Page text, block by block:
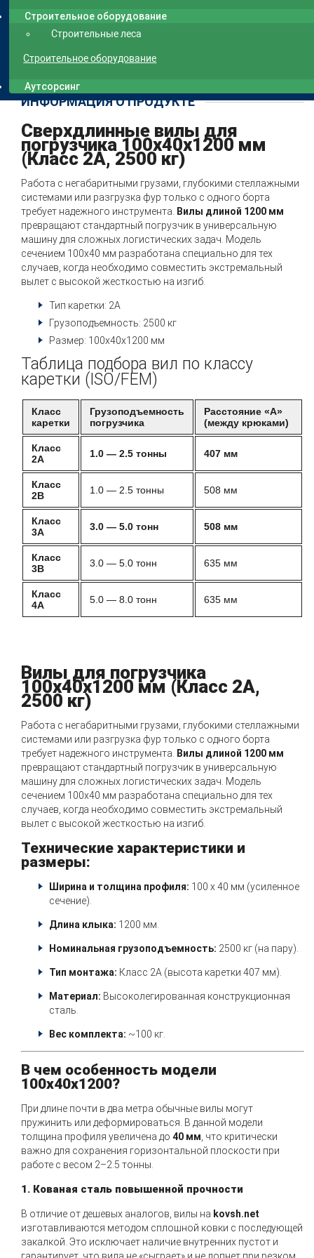
Строительное оборудование
Строительные леса
Строительное оборудование
Аутсорсинг
ИНФОРМАЦИЯ О ПРОДУКТЕ
Сверхдлинные вилы для
погрузчика 100х40х1200 мм
(Класс 2А, 2500 кг)
Работа с негабаритными грузами, глубокими стеллажными
системами или разгрузка фур только с одного борта
требует надежного инструмента.
Вилы длиной 1200 мм
превращают стандартный погрузчик в универсальную
машину для сложных логистических задач. Модель
сечением 100х40 мм разработана специально для тех
случаев, когда необходимо совместить экстремальный
вылет с высокой жесткостью на изгиб.
Тип каретки: 2А
Грузоподъемность: 2500 кг
Размер: 100х40х1200 мм
Таблица подбора вил по классу
каретки (ISO/FEM)
Класс
каретки
Грузоподъемность
погрузчика
Расстояние «А»
(между крюками)
Класс
2A
1.0 — 2.5 тонны 407 мм
Класс
2B
1.0 — 2.5 тонны 508 мм
Класс
3A
3.0 — 5.0 тонн 508 мм
Класс
3B
3.0 — 5.0 тонн 635 мм
Класс
4A
5.0 — 8.0 тонн 635 мм
Вилы для погрузчика
100х40х1200 мм (Класс 2А,
2500 кг)
Работа с негабаритными грузами, глубокими стеллажными
системами или разгрузка фур только с одного борта
требует надежного инструмента.
Вилы длиной 1200 мм
превращают стандартный погрузчик в универсальную
машину для сложных логистических задач. Модель
сечением 100х40 мм разработана специально для тех
случаев, когда необходимо совместить экстремальный
вылет с высокой жесткостью на изгиб.
Технические характеристики и
размеры:
Ширина и толщина профиля: 100 х 40 мм (усиленное
сечение).
Длина клыка: 1200 мм.
Номинальная грузоподъемность: 2500 кг (на пару).
Тип монтажа: Класс 2А (высота каретки 407 мм).
Материал: Высоколегированная конструкционная
сталь.
Вес комплекта: ~100 кг.
В чем особенность модели
100х40х1200?
При длине почти в два метра обычные вилы могут
пружинить или деформироваться. В данной модели
толщина профиля увеличена до40 мм , что критически
важно для сохранения горизонтальной плоскости при
работе с весом 2–2.5 тонны.
1. Кованая сталь повышенной прочности
В отличие от дешевых аналогов, вилы на kovsh.net
изготавливаются методом сплошной ковки с последующей
закалкой. Это исключает наличие внутренних пустот и